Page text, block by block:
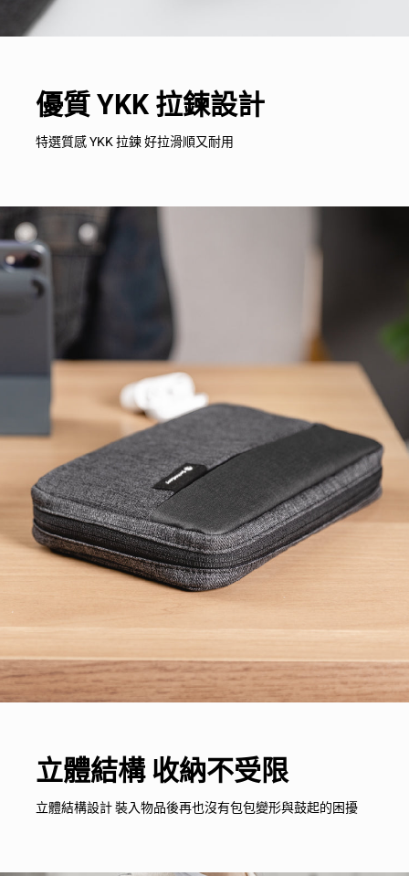
優質 YKK 拉鍊設計
特選質感 YKK 拉鍊 好拉滑順又耐用
立體結構 收納不受限
立體結構設計 裝入物品後再也沒有包包變形與鼓起的困擾